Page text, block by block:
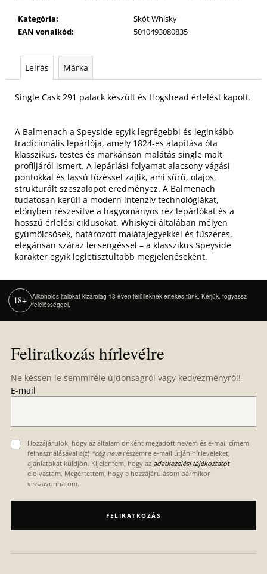
Kategória:
Skót Whisky
EAN vonalkód: 5010493080835
Leírás Márka
Single Cask 291 palack készült és Hogshead érlelést kapott.
A Balmenach a Speyside egyik legrégebbi és leginkább
tradicionális lepárlója, amely 1824-es alapítása óta
klasszikus, testes és markánsan malátás single malt
profiljáról ismert. A lepárlási folyamat alacsony vágási
pontokkal és lassú főzéssel zajlik, ami sűrű, olajos,
strukturált szeszalapot eredményez. A Balmenach
tudatosan kerüli a modern intenzív technológiákat,
előnyben részesítve a hagyományos réz lepárlókat és a
hosszú érlelési ciklusokat. Whiskyei általában mélyen
gyümölcsösek, határozott malátajegyekkel és fűszeres,
elegánsan száraz lecsengéssel – a klasszikus Speyside
karakter egyik legletisztultabb megjelenéseként.
18+
Alkoholos italokat kizárólag 18 éven felülieknek értékesítünk. Kérjük, fogyassz
felelősséggel.
Feliratkozás hírlevélre
Ne késsen le semmiféle újdonságról vagy kedvezményről!
E-mail
Hozzájárulok, hogy az általam önként megadott nevem és e-mail címem
felhasználásával a(z) *cég neverészemre e-mail útján hírleveleket,
ajánlatokat küldjön. Kijelentem, hogy az adatkezelési tájékoztatót
elolvastam. Megértettem, hogy a hozzájárulásom bármikor
visszavonhatom.
FELIRATKOZÁS